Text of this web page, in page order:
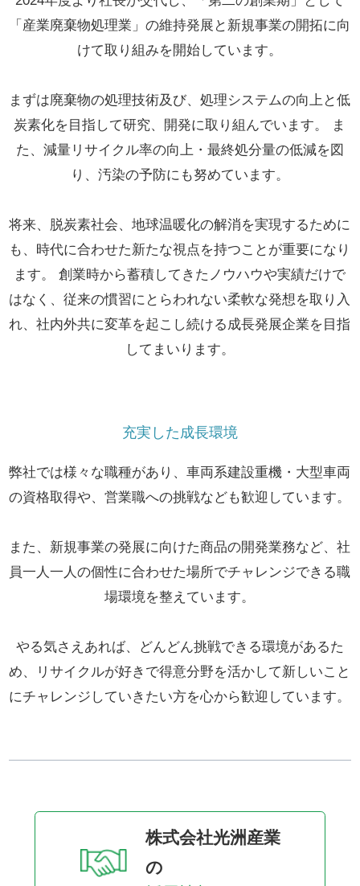
「産業廃棄物処理業」の維持発展と新規事業の開拓に向
けて取り組みを開始しています。
まずは廃棄物の処理技術及び、処理システムの向上と低
炭素化を目指して研究、開発に取り組んでいます。 ま
た、減量リサイクル率の向上・最終処分量の低減を図
り、汚染の予防にも努めています。
将来、脱炭素社会、地球温暖化の解消を実現するために
も、時代に合わせた新たな視点を持つことが重要になり
ます。 創業時から蓄積してきたノウハウや実績だけで
はなく、従来の慣習にとらわれない柔軟な発想を取り入
れ、社内外共に変革を起こし続ける成長発展企業を目指
してまいります。
充実した成長環境
弊社では様々な職種があり、車両系建設重機・大型車両
の資格取得や、営業職への挑戦なども歓迎しています。
また、新規事業の発展に向けた商品の開発業務など、社
員一人一人の個性に合わせた場所でチャレンジできる職
場環境を整えています。
やる気さえあれば、どんどん挑戦できる環境があるた
め、リサイクルが好きで得意分野を活かして新しいこと
にチャレンジしていきたい方を心から歓迎しています。
株式会社光洲産業
の